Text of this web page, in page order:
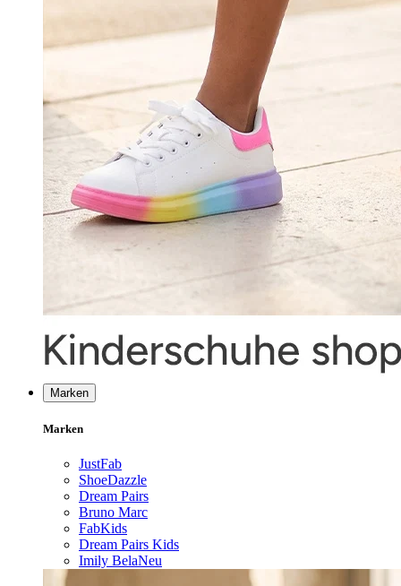
Marken
Marken
JustFab
ShoeDazzle
Dream Pairs
Bruno Marc
FabKids
Dream Pairs Kids
Imily BelaNeu